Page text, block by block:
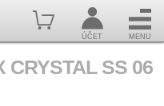
ÚČET MENU
CRYSTAL SS 06